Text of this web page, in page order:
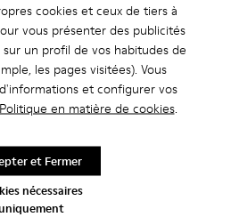
cookies et ceux de tiers à
vous présenter des publicités
sur un profil de vos habitudes de
les pages visitées). Vous
et configurer vos
Politique en matière de cookies.
nécessaires
et Fermer
En rejoignant notre communauté,
exclusifs, notamment de
première et d’invitations à des